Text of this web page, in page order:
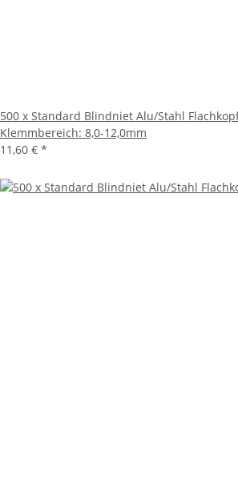
500 x Standard Blindniet Alu/Stahl
Klemmbereich: 8,0-12,0mm
11,60 € *